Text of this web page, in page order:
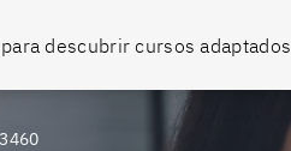
descubrir cursos